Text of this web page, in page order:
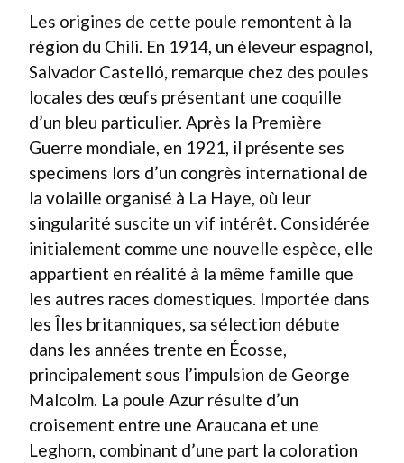
Les origines de cette poule remontent à la
région du Chili. En 1914, un éleveur espagnol,
Salvador Castelló, remarque chez des poules
locales des œufs présentant une coquille
d’un bleu particulier. Après la Première
Guerre mondiale, en 1921, il présente ses
specimens lors d’un congrès international de
la volaille organisé à La Haye, où leur
singularité suscite un vif intérêt. Considérée
initialement comme une nouvelle espèce, elle
appartient en réalité à la même famille que
les autres races domestiques. Importée dans
les Îles britanniques, sa sélection débute
dans les années trente en Écosse,
principalement sous l’impulsion de George
Malcolm. La poule Azur résulte d’un
croisement entre une Araucana et une
Leghorn, combinant d’une part la coloration